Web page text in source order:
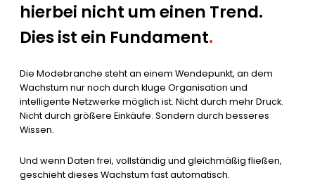
hierbei nicht um einen Trend.
Dies ist ein Fundament.
Die Modebranche steht an einem Wendepunkt, an dem
Wachstum nur noch durch kluge Organisation und
intelligente Netzwerke möglich ist. Nicht durch mehr Druck.
Nicht durch größere Einkäufe. Sondern durch besseres
Wissen.
Und wenn Daten frei, vollständig und gleichmäßig fließen,
geschieht dieses Wachstum fast automatisch.